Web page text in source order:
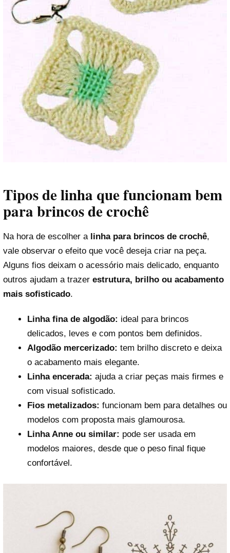
Tipos de linha que funcionam bem
para brincos de crochê
Na hora de escolher a linha para brincos de crochê,
vale observar o efeito que você deseja criar na peça.
Alguns fios deixam o acessório mais delicado, enquanto
outros ajudam a trazer estrutura, brilho ou acabamento
mais sofisticado.
Linha fina de algodão: ideal para brincos
delicados, leves e com pontos bem definidos.
Algodão mercerizado: tem brilho discreto e deixa
o acabamento mais elegante.
Linha encerada: ajuda a criar peças mais firmes e
com visual sofisticado.
Fios metalizados: funcionam bem para detalhes ou
modelos com proposta mais glamourosa.
Linha Anne ou similar: pode ser usada em
modelos maiores, desde que o peso final fique
confortável.